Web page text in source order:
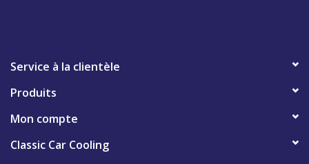
Service à la clientèle
Produits
Mon compte
Classic Car Cooling